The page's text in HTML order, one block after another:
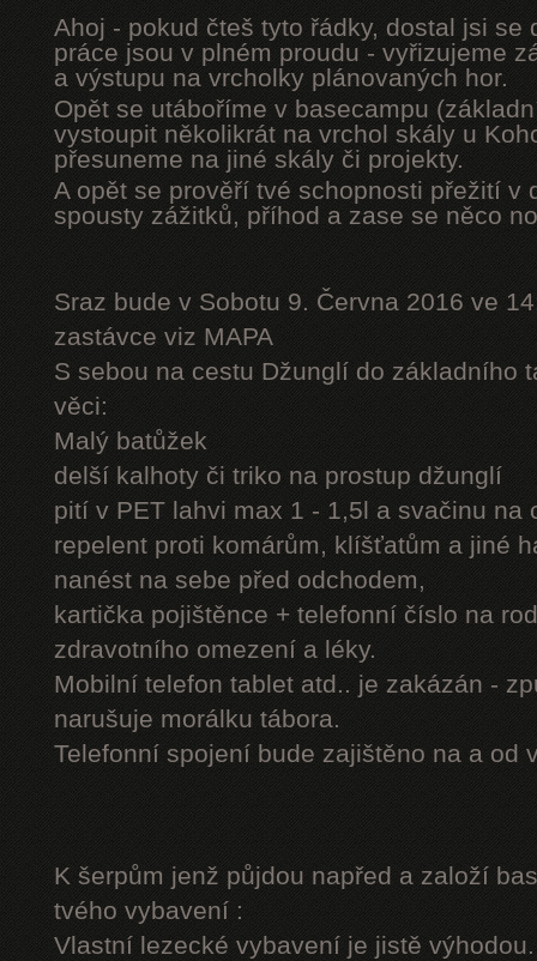
Ahoj - pokud čteš tyto řádky, dostal jsi se
práce jsou v plném proudu - vyřizujeme
a výstupu na vrcholky plánovaných hor.
Opět se utáboříme v basecampu
vystoupit několikrát na vrchol skály u
přesuneme na jiné skály či projekty.
A opět se prověří tvé schopnosti přežití v
spousty zážitků, příhod a zase se něco
Sraz bude v Sobotu 9. Června 2016 ve
zastávce viz MAPA
S sebou na cestu Džunglí do základního
věci:
Malý batůžek
delší kalhoty či triko na prostup džunglí
pití v PET lahvi max 1 - 1,5l a svačinu na
repelent proti komárům, klíšťatům a jiné
nanést na sebe před odchodem,
kartička pojištěnce + telefonní číslo na
zdravotního omezení a léky.
Mobilní telefon tablet atd.. je zakázán -
narušuje morálku tábora.
Telefonní spojení bude zajištěno na a od
K šerpům jenž půjdou napřed a založí
tvého vybavení :
Vlastní lezecké vybavení je jistě výhodou.